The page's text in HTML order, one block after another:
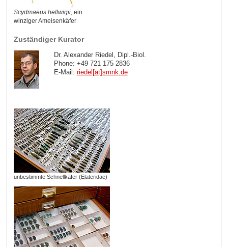
Scydmaeus hellwigii, ein
winziger Ameisenkäfer
Zuständiger Kurator
Dr. Alexander Riedel, Dipl.-Biol.
Phone: +49 721 175 2836
E-Mail: riedel[at]smnk.de
unbestimmte Schnellkäfer (Elateridae)